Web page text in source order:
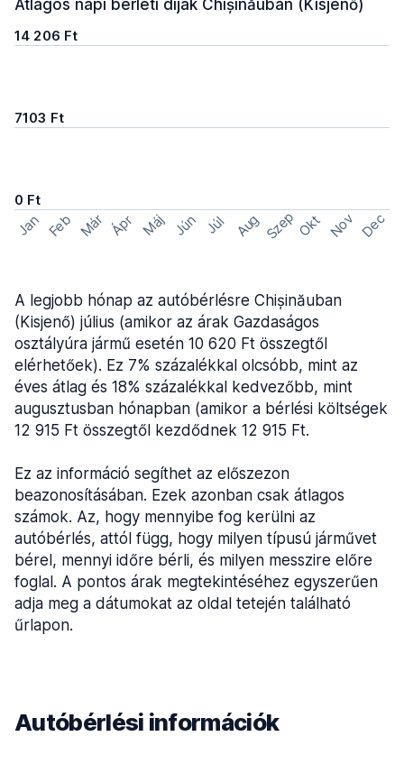
Átlagos napi bérleti díjak Chișinăuban (Kisjenő)
14 206 Ft
7103 Ft
0 Ft
Jan Feb Már Ápr Máj Jún Júl Aug Szep Okt Nov Dec
A legjobb hónap az autóbérlésre Chișinăuban
(Kisjenő) július (amikor az árak Gazdaságos
osztályúra jármű esetén 10 620 Ft összegtől
elérhetőek). Ez 7% százalékkal olcsóbb, mint az
éves átlag és 18% százalékkal kedvezőbb, mint
augusztusban hónapban (amikor a bérlési költségek
12 915 Ft összegtől kezdődnek 12 915 Ft.
Ez az információ segíthet az előszezon
beazonosításában. Ezek azonban csak átlagos
számok. Az, hogy mennyibe fog kerülni az
autóbérlés, attól függ, hogy milyen típusú járművet
bérel, mennyi időre bérli, és milyen messzire előre
foglal. A pontos árak megtekintéséhez egyszerűen
adja meg a dátumokat az oldal tetején található
űrlapon.
Autóbérlési információk